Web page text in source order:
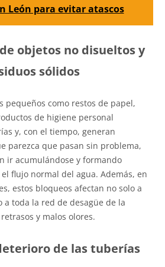
León para evitar atascos
objetos no disueltos y
sólidos
pequeños como restos de papel,
de higiene personal
y, con el tiempo, generan
parezca que pasan sin problema,
ir acumulándose y formando
flujo normal del agua. Además, en
estos bloqueos afectan no solo a
a toda la red de desagüe de la
y malos olores.
de las tuberías